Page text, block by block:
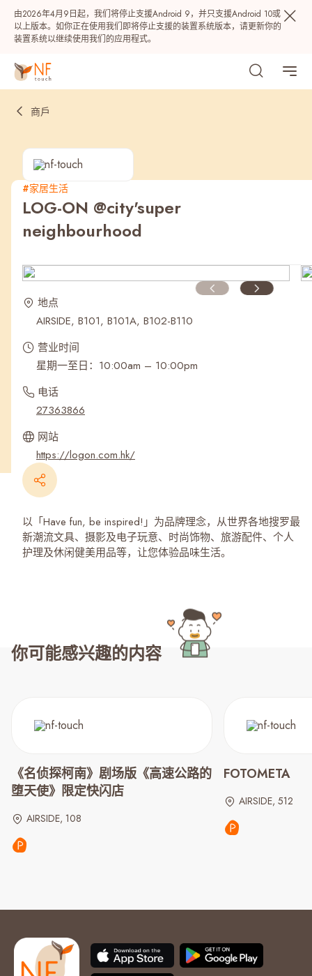
由2026年4月9日起，我们将停止支援Android 9，并只支援Android 10或
以上版本。如你正在使用我们即将停止支援的装置系统版本，请更新你的
装置系统以继续使用我们的应用程式。
热门
最近搜寻纪录
商戶
#家居生活
LOG-ON @city'super
neighbourhood
地点
AIRSIDE, B101, B101A, B102-B110
营业时间
星期一至日：10:00am – 10:00pm
电话
27363866
网站
https://logon.com.hk/
以「Have fun, be inspired!」为品牌理念，从世界各地搜罗最
新潮流文具、摄影及电子玩意、时尚饰物、旅游配件、个人
护理及休闲健美用品等，让您体验品味生活。
你可能感兴趣的内容
《名侦探柯南》剧场版《高速公路的
堕天使》限定快闪店
AIRSIDE, 108
FOTOMETA
AIRSIDE, 512